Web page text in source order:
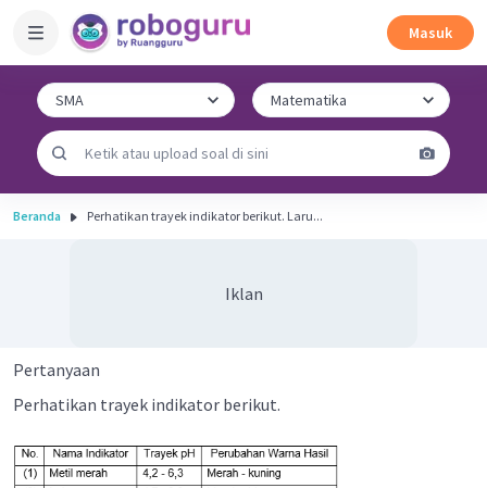
Masuk
Beranda Perhatikan trayek indikator berikut. Laru...
Iklan
Pertanyaan
Perhatikan trayek indikator berikut.